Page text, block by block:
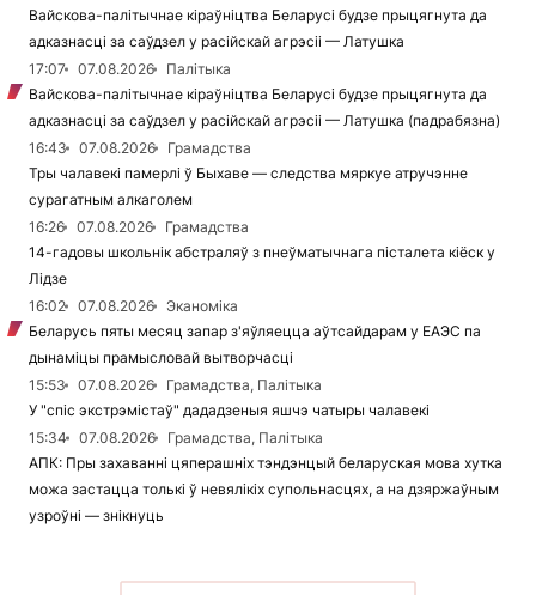
Вайскова-палітычнае кіраўніцтва Беларусі будзе прыцягнута да
адказнасці за саўдзел у расійскай агрэсіі — Латушка
17:07
07.08.2026
Палітыка
Вайскова-палітычнае кіраўніцтва Беларусі будзе прыцягнута да
адказнасці за саўдзел у расійскай агрэсіі — Латушка (падрабязна)
16:43
07.08.2026
Грамадства
Тры чалавекі памерлі ў Быхаве — следства мяркуе атручэнне
сурагатным алкаголем
16:26
07.08.2026
Грамадства
14-гадовы школьнік абстраляў з пнеўматычнага пісталета кіёск у
Лідзе
16:02
07.08.2026
Эканоміка
Беларусь пяты месяц запар з'яўляецца аўтсайдарам у ЕАЭС па
дынаміцы прамысловай вытворчасці
15:53
07.08.2026
Грамадства, Палітыка
У "спіс экстрэмістаў" дададзеныя яшчэ чатыры чалавекі
15:34
07.08.2026
Грамадства, Палітыка
АПК: Пры захаванні цяперашніх тэндэнцый беларуская мова хутка
можа застацца толькі ў невялікіх супольнасцях, а на дзяржаўным
узроўні — знікнуць